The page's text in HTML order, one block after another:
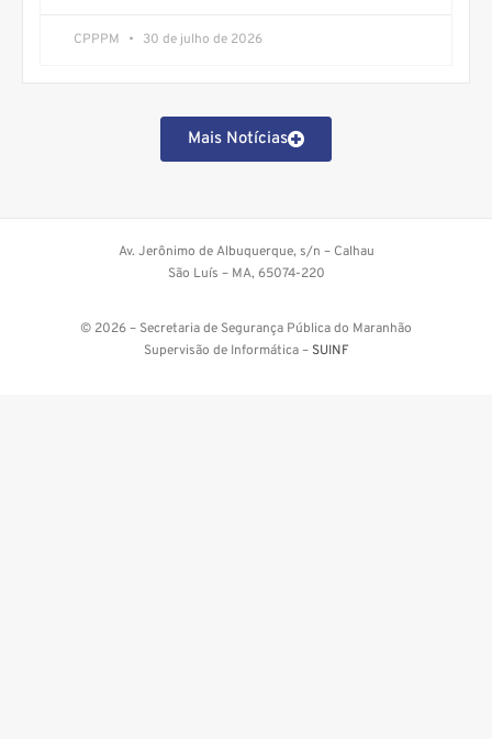
CPPPM 30 de julho de 2026
Mais Notícias
Av. Jerônimo de Albuquerque, s/n – Calhau
São Luís – MA, 65074-220
© 2026 – Secretaria de Segurança Pública do Maranhão
Supervisão de Informática – SUINF